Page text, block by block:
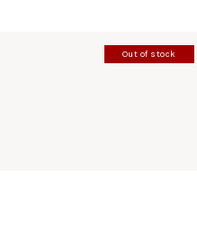
Out of stock